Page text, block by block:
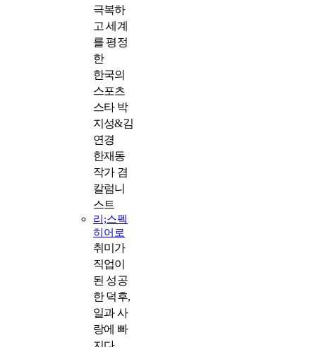
극복하
고 세계
를 평정
한
한국의
스포츠
스타 박
지성&김
연경
한재동
작가 겸
칼럼니
스트
리;스펙
히어로
취미가
직업이
된 성공
한 덕후,
일과 사
랑에 빠